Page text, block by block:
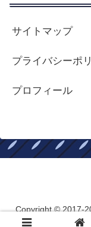
サイトマップ
プライバシーポ
プロフィール
Copyright © 2017-